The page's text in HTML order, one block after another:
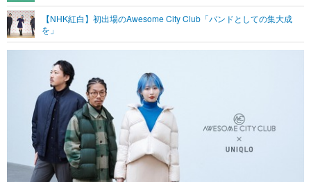
【NHK紅白】初出場のAwesome City Club「バンドとしての集大成
を」